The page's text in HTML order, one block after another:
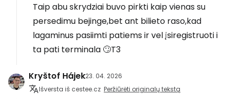
Taip abu skrydziai buvo pirkti kaip vienas su
persedimu bejinge,bet ant bilieto raso,kad
lagaminus pasiimti patiems ir vel įsiregistruoti i
ta pati terminala 🙄T3
Kryštof Hájek23. 04. 2026
Išversta iš cestee.cz Peržiūrėti originalų tekstą